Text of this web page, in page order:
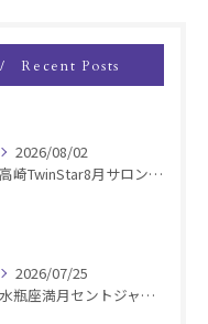
Recent Posts
2026/08/02
高崎TwinStar8月サロンお知らせ
2026/07/25
水瓶座満月セントジャーメインGSVF遠隔お知らせ